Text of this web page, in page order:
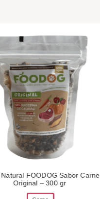
Natural FOODOG Sabor Carne
Original – 300 gr